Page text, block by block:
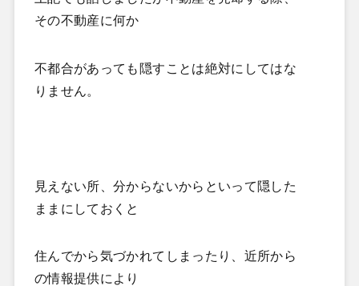
その不動産に何か
不都合があっても隠すことは絶対にしてはな
りません。
見えない所、分からないからといって隠した
ままにしておくと
住んでから気づかれてしまったり、近所から
の情報提供により